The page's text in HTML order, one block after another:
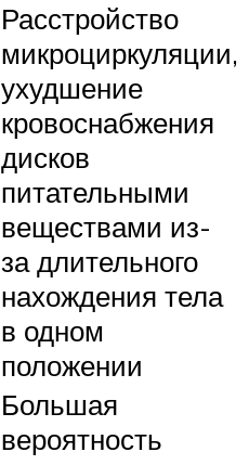
Расстройство
микроциркуляции,
ухудшение
кровоснабжения
дисков
питательными
веществами из-
за длительного
нахождения тела
в одном
положении
Большая
вероятность